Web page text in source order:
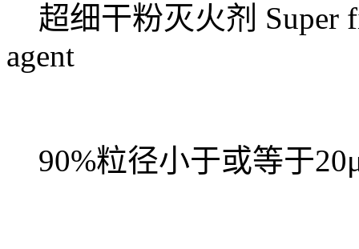
超细干粉灭火剂 Super
agent
90%粒径小于或等于